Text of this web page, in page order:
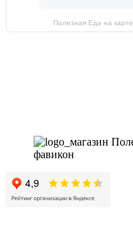
Полезная Еда на